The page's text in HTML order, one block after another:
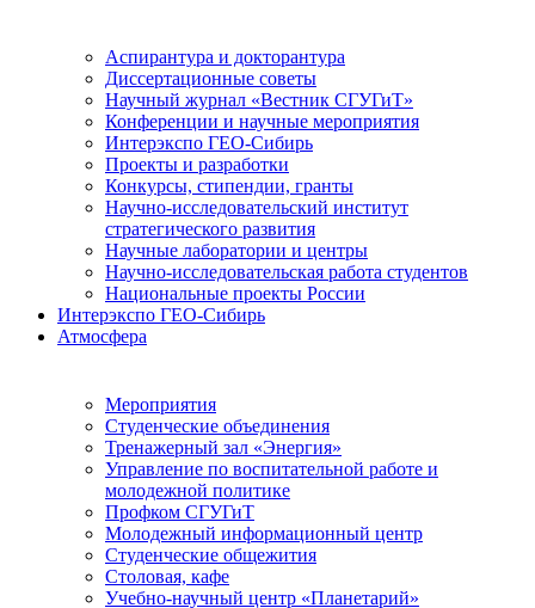
Аспирантура и докторантура
Диссертационные советы
Научный журнал «Вестник СГУГиТ»
Конференции и научные мероприятия
Интерэкспо ГЕО-Сибирь
Проекты и разработки
Конкурсы, стипендии, гранты
Научно-исследовательский институт
стратегического развития
Научные лаборатории и центры
Научно-исследовательская работа студентов
Национальные проекты России
Интерэкспо ГЕО-Сибирь
Атмосфера
Мероприятия
Студенческие объединения
Тренажерный зал «Энергия»
Управление по воспитательной работе и
молодежной политике
Профком СГУГиТ
Молодежный информационный центр
Студенческие общежития
Столовая, кафе
Учебно-научный центр «Планетарий»